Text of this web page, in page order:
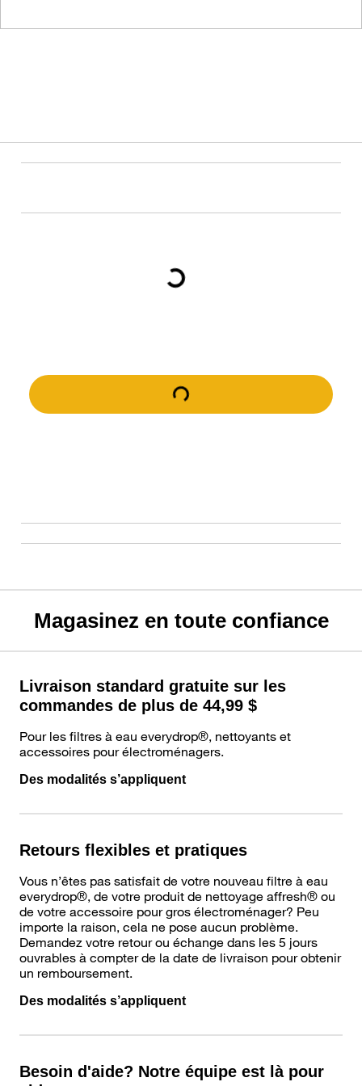
Magasinez en toute confiance
Livraison standard gratuite sur les
commandes de plus de 44,99 $
Pour les filtres à eau everydrop®, nettoyants et
accessoires pour électroménagers.
Des modalités s’appliquent
Retours flexibles et pratiques
Vous n’êtes pas satisfait de votre nouveau filtre à eau
everydrop®, de votre produit de nettoyage affresh® ou
de votre accessoire pour gros électroménager? Peu
importe la raison, cela ne pose aucun problème.
Demandez votre retour ou échange dans les 5 jours
ouvrables à compter de la date de livraison pour obtenir
un remboursement.
Des modalités s’appliquent
Besoin d'aide? Notre équipe est là pour